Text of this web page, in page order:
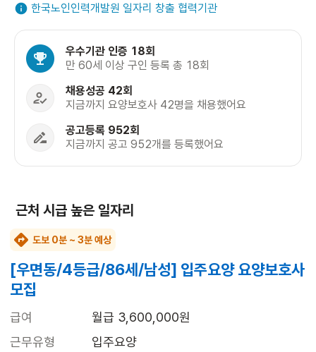
한국노인인력개발원 일자리 창출 협력기관
우수기관 인증 18회
만 60세 이상 구인 등록 총 18회
채용성공 42회
지금까지 요양보호사 42명을 채용했어요
공고등록 952회
지금까지 공고 952개를 등록했어요
근처 시급 높은 일자리
도보 0분 ~ 3분 예상
[우면동/4등급/86세/남성] 입주요양 요양보호사
모집
급여
월급 3,600,000원
근무유형
입주요양